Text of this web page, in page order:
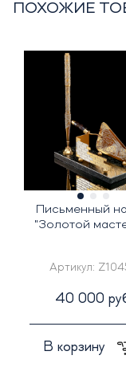
ПОХОЖИЕ
Письменный
"Золотой
Артикул:
40 000
В корзину